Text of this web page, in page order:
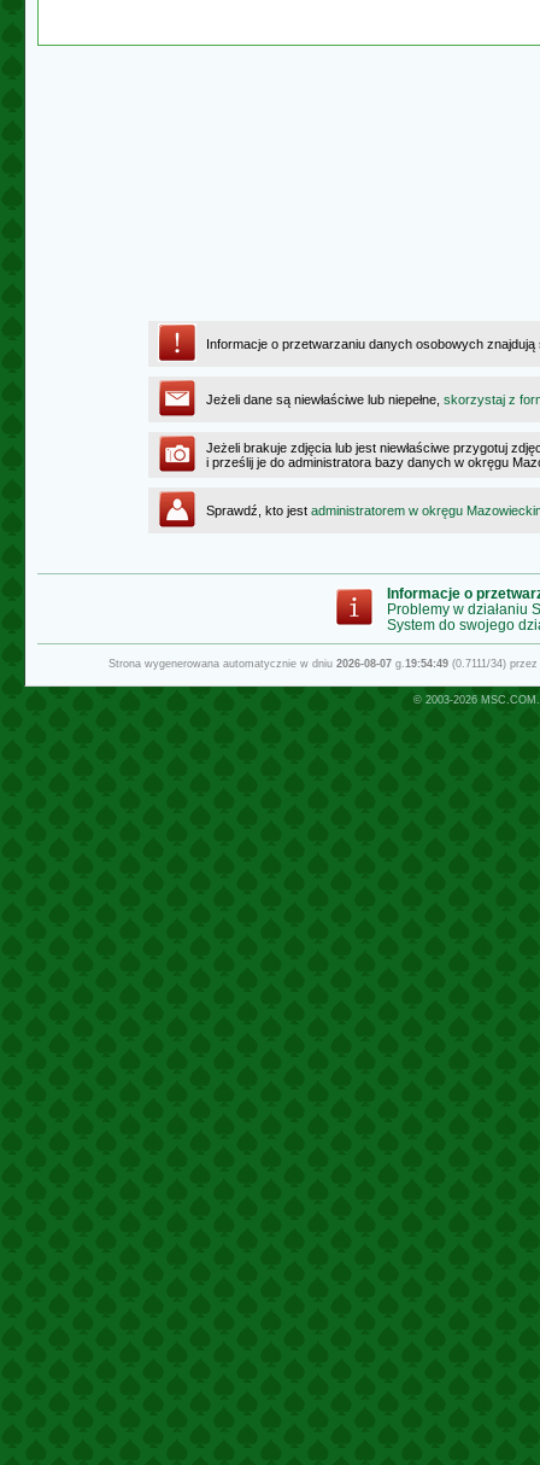
Informacje o przetwarzaniu danych osobowych
Jeżeli dane są niewłaściwe lub niepełne, skorzystaj z
Jeżeli brakuje zdjęcia lub jest niewłaściwe przygotuj
i prześlij je do administratora bazy danych w okręgu
Sprawdź, kto jest administratorem w okręgu
Informacje o
Problemy w działaniu
System do swojego
Strona wygenerowana automatycznie w dniu 2026-08-07g.19:54:49(0.7111/34)
© 2003-2026